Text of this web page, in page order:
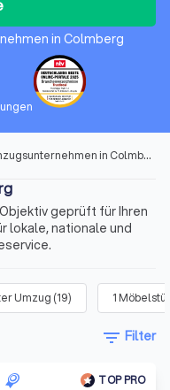
in Colmberg
in Colmberg
geprüft für Ihren
lokale, nationale und
Umzug (19) 1
filter_list Filter
TOP PRO